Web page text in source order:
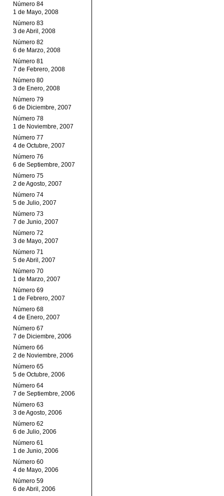
Número 84
1 de Mayo, 2008
Número 83
3 de Abril, 2008
Número 82
6 de Marzo, 2008
Número 81
7 de Febrero, 2008
Número 80
3 de Enero, 2008
Número 79
6 de Diciembre, 2007
Número 78
1 de Noviembre, 2007
Número 77
4 de Octubre, 2007
Número 76
6 de Septiembre, 2007
Número 75
2 de Agosto, 2007
Número 74
5 de Julio, 2007
Número 73
7 de Junio, 2007
Número 72
3 de Mayo, 2007
Número 71
5 de Abril, 2007
Número 70
1 de Marzo, 2007
Número 69
1 de Febrero, 2007
Número 68
4 de Enero, 2007
Número 67
7 de Diciembre, 2006
Número 66
2 de Noviembre, 2006
Número 65
5 de Octubre, 2006
Número 64
7 de Septiembre, 2006
Número 63
3 de Agosto, 2006
Número 62
6 de Julio, 2006
Número 61
1 de Junio, 2006
Número 60
4 de Mayo, 2006
Número 59
6 de Abril, 2006